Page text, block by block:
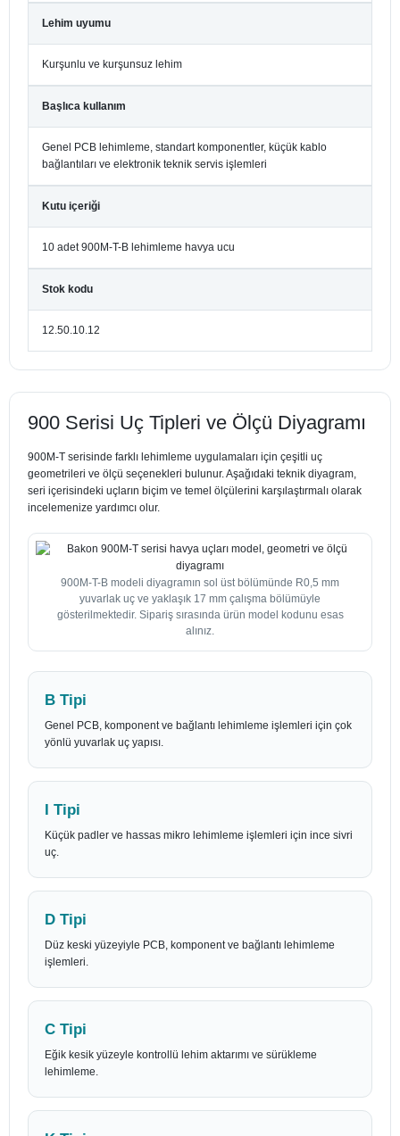
Lehim uyumu
Kurşunlu ve kurşunsuz lehim
Başlıca kullanım
Genel PCB lehimleme, standart komponentler, küçük kablo
bağlantıları ve elektronik teknik servis işlemleri
Kutu içeriği
10 adet 900M-T-B lehimleme havya ucu
Stok kodu
12.50.10.12
900 Serisi Uç Tipleri ve Ölçü Diyagramı
900M-T serisinde farklı lehimleme uygulamaları için çeşitli uç
geometrileri ve ölçü seçenekleri bulunur. Aşağıdaki teknik diyagram,
seri içerisindeki uçların biçim ve temel ölçülerini karşılaştırmalı olarak
incelemenize yardımcı olur.
900M-T-B modeli diyagramın sol üst bölümünde R0,5 mm
yuvarlak uç ve yaklaşık 17 mm çalışma bölümüyle
gösterilmektedir. Sipariş sırasında ürün model kodunu esas
alınız.
B Tipi
Genel PCB, komponent ve bağlantı lehimleme işlemleri için çok
yönlü yuvarlak uç yapısı.
I Tipi
Küçük padler ve hassas mikro lehimleme işlemleri için ince sivri
uç.
D Tipi
Düz keski yüzeyiyle PCB, komponent ve bağlantı lehimleme
işlemleri.
C Tipi
Eğik kesik yüzeyle kontrollü lehim aktarımı ve sürükleme
lehimleme.